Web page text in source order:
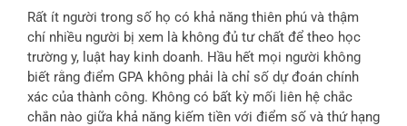
Rất ít người trong số họ có khả năng thiên phú và thậm
chí nhiều người bị xem là không đủ tư chất để theo học
trường y, luật hay kinh doanh. Hầu hết mọi người không
biết rằng điểm GPA không phải là chỉ số dự đoán chính
xác của thành công. Không có bất kỳ mối liên hệ chắc
chắn nào giữa khả năng kiếm tiền với điểm số và thứ hạng